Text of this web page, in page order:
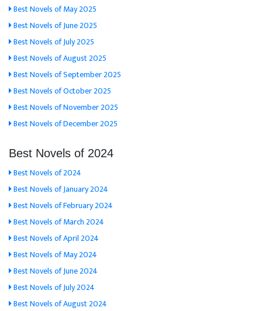
Best Novels of May 2025
Best Novels of June 2025
Best Novels of July 2025
Best Novels of August 2025
Best Novels of September 2025
Best Novels of October 2025
Best Novels of November 2025
Best Novels of December 2025
Best Novels of 2024
Best Novels of 2024
Best Novels of January 2024
Best Novels of February 2024
Best Novels of March 2024
Best Novels of April 2024
Best Novels of May 2024
Best Novels of June 2024
Best Novels of July 2024
Best Novels of August 2024